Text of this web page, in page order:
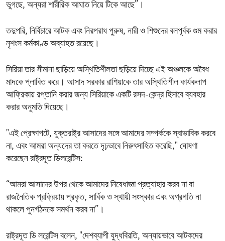
ভুগছে, অন্যরা শারীরিক আঘাত নিয়ে টিকে আছে”।
তদুপরি, নির্বিচারে আটক এবং নিরপরাধ পুরুষ, নারী ও শিশুদের বলপূর্বক গুম করার
নৃশংস কর্মকাণ্ড অব্যাহত রয়েছে।
সিরিয়া তার সীমানা ছাড়িয়ে অস্থিতিশীলতা ছড়িয়ে দিচ্ছে এই অঞ্চলকে অবৈধ
মাদকে প্লাবিত করে। আসাদ সরকার রাশিয়াকে তার অস্থিতিশীল কার্যকলাপ
আফ্রিকায় রপ্তানি করার জন্য সিরিয়াকে একটি রসদ-কেন্দ্র হিসাবে ব্যবহার
করার অনুমতি দিয়েছে।
"এই প্রেক্ষাপটে, যুক্তরাষ্ট্র আসাদের সঙ্গে আমাদের সম্পর্ককে স্বাভাবিক করবে
না, এবং আমরা অন্যদের তা করতে দৃঢ়ভাবে নিরুৎসাহিত করেছি," ঘোষণা
করেছেন রাষ্ট্রদূত ডিলরেন্টিস:
“আমরা আসাদের উপর থেকে আমাদের নিষেধাজ্ঞা প্রত্যাহার করব না বা
রাজনৈতিক প্রক্রিয়ায় প্রকৃত, সার্বিক ও স্থায়ী সংস্কার এবং অগ্রগতি না
থাকলে পুনর্গঠনকে সমর্থন করব না”।
রাষ্ট্রদূত ডি লরেন্টিস বলেন, "দেশব্যাপী যুদ্ধবিরতি, অন্যায়ভাবে আটকদের